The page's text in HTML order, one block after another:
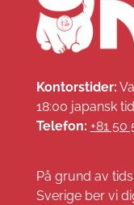
Kontorstider:
18:00 japansk tid
Telefon: +81 50
På grund av
Sverige ber vi